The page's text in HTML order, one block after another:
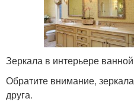
Зеркала в интерьере
Обратите внимание,
друга.